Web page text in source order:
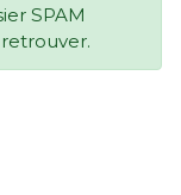
SPAM